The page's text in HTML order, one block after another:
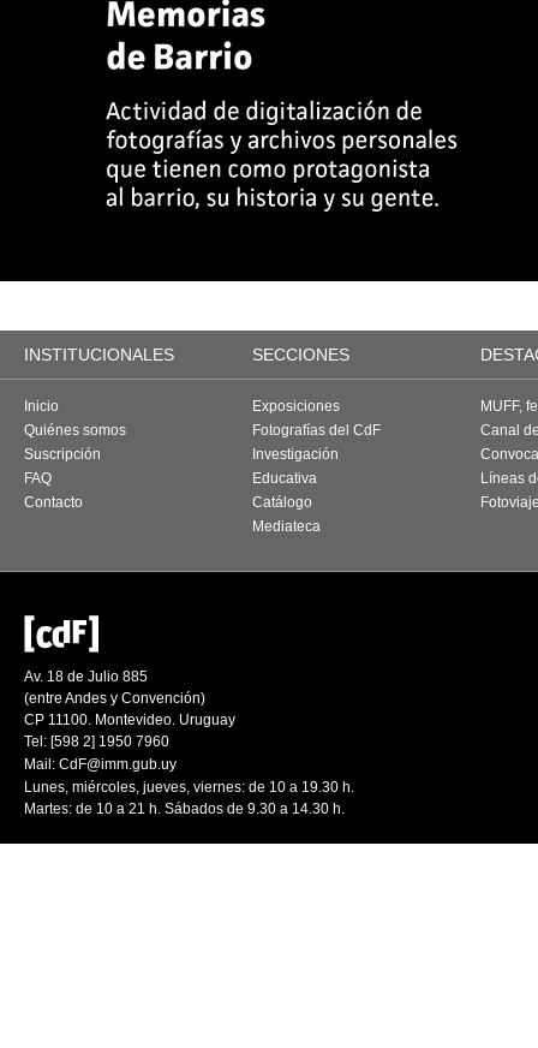
INSTITUCIONALES SECCIONES
Inicio
Quiénes somos
Suscripción
FAQ
Contacto
Exposiciones
Fotografías del CdF
Investigación
Educativa
Catálogo
Mediateca
MUFF,
Canal
Líneas
Av. 18 de Julio 885
(entre Andes y Convención)
CP 11100. Montevideo. Uruguay
Tel: [598 2] 1950 7960
Mail: CdF@imm.gub.uy
Lunes, miércoles, jueves, viernes: de 10 a 19.30 h.
Martes: de 10 a 21 h. Sábados de 9.30 a 14.30 h.